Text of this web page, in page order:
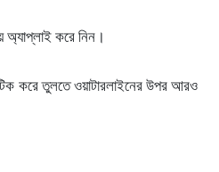
অ্যাপ্লাই করে নিন।
করে তুলতে ওয়াটারলাইনের উপর আরও